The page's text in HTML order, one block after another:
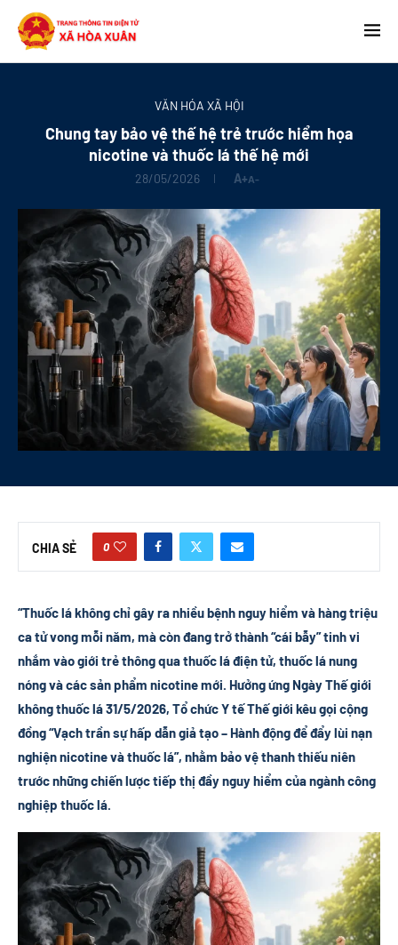
VĂN HÓA XÃ HỘI
Chung tay bảo vệ thế hệ trẻ trước hiểm họa
nicotine và thuốc lá thế hệ mới
28/05/2026 A+A-
CHIA SẺ 0
“Thuốc lá không chỉ gây ra nhiều bệnh nguy hiểm và hàng triệu
ca tử vong mỗi năm, mà còn đang trở thành “cái bẫy” tinh vi
nhắm vào giới trẻ thông qua thuốc lá điện tử, thuốc lá nung
nóng và các sản phẩm nicotine mới. Hưởng ứng Ngày Thế giới
không thuốc lá 31/5/2026, Tổ chức Y tế Thế giới kêu gọi cộng
đồng “Vạch trần sự hấp dẫn giả tạo – Hành động để đẩy lùi nạn
nghiện nicotine và thuốc lá”, nhằm bảo vệ thanh thiếu niên
trước những chiến lược tiếp thị đầy nguy hiểm của ngành công
nghiệp thuốc lá.